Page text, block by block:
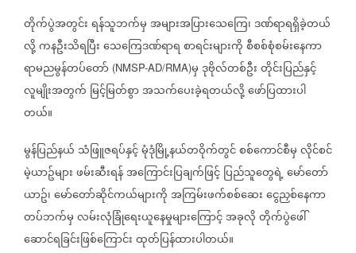
တိုက်ပွဲအတွင်းရန်သူဘက်မှအများအပြားသေကြေ၊ဒဏ်ရာရရှိခဲ့တယ်
လို့ကနဦးသိရပြီးသေကြေဒဏ်ရာရစာရင်းများကိုစီစစ်စုံစမ်းနေကာ
ရာမညမွန်တပ်တော် (NMSP-AD/RMA)မှဒုဗိုလ်တစ်ဦးတိုင်းပြည်နှင့်
လူမျိုးအတွက် မြင့်မြတ်စွာအသက်ပေးခဲ့ရတယ်လို့ဖော်ပြထားပါ
တယ်။
မွန်ပြည်နယ် သံဖြူဇရပ်နှင့်မုံဒုံမြို့နယ်တဝိုက်တွင်စစ်ကောင်စီမှလိုင်စင်
မဲ့ယာဥ်များဖမ်းဆီးရန်အကြောင်းပြချက်ဖြင့်ပြည်သူတွေရဲ့မော်တော်
ယာဥ်၊မော်တော်ဆိုင်ကယ်များကိုအကြမ်းဖက်စစ်ဆေးငွေညှစ်နေကာ
တပ်ဘက်မှလမ်းလုံခြုံရေးယူနေမှုများကြောင့်အခုလိုတိုက်ပွဲဖေါ်
ဆောင်ရခြင်းဖြစ်‌ကြောင်းထုတ်ပြန်ထားပါတယ်။